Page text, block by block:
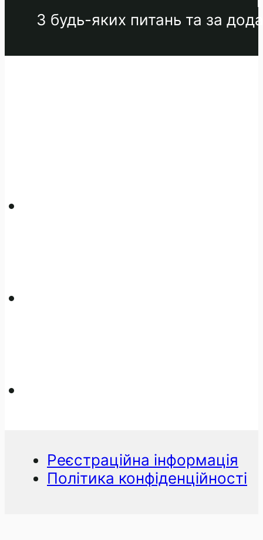
З будь-яких питань та за
Реєстраційна інформація
Політика конфіденційності